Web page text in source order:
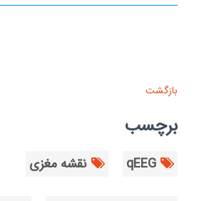
بازگشت
برچسب
qEEG نقشه مغزی